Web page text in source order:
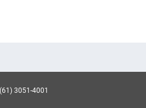
(61) 3051-4001